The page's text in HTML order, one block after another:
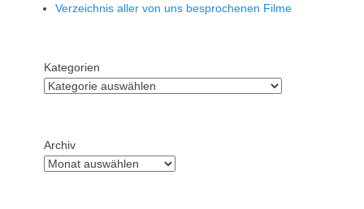
Verzeichnis aller von uns besprochenen Filme
Kategorien
Archiv